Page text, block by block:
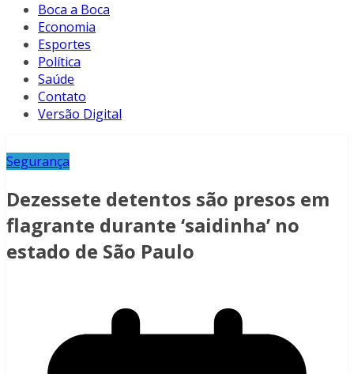
Boca a Boca
Economia
Esportes
Política
Saúde
Contato
Versão Digital
Segurança
Dezessete detentos são presos em
flagrante durante ‘saidinha’ no
estado de São Paulo